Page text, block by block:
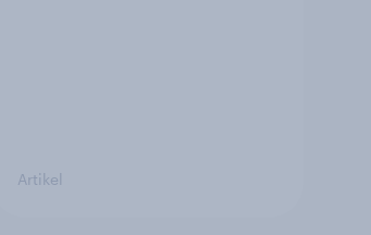
Artikel